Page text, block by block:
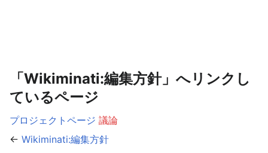
「Wikiminati:編集方針」へリンクし
ているページ
プロジェクトページ 議論
← Wikiminati:編集方針